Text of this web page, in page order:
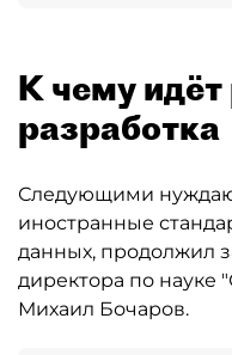
К чему идёт
разработка
Следующими
иностранные
данных, продолжил
директора по науке
Михаил Бочаров.